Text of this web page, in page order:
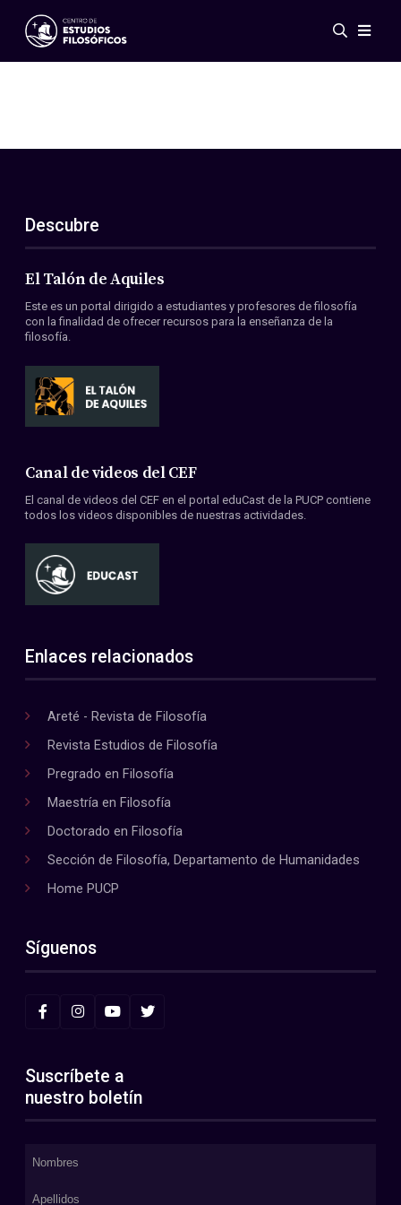
Eventos
ES
EN
Acerca de nosotros
Miembros
Convenios
Descubre
El Talón de Aquiles
Este es un portal dirigido a estudiantes y profesores de filosofía
con la finalidad de ofrecer recursos para la enseñanza de la
filosofía.
Canal de videos del CEF
El canal de videos del CEF en el portal eduCast de la PUCP contiene
todos los videos disponibles de nuestras actividades.
Enlaces relacionados
Areté - Revista de Filosofía
Revista Estudios de Filosofía
Pregrado en Filosofía
Maestría en Filosofía
Doctorado en Filosofía
Sección de Filosofía, Departamento de Humanidades
Home PUCP
Síguenos
Suscríbete a
nuestro boletín